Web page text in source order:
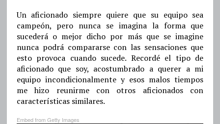
Un aficionado siempre quiere que su equipo sea
campeón, pero nunca se imagina la forma que
sucederá o mejor dicho por más que se imagine
nunca podrá compararse con las sensaciones que
esto provoca cuando sucede. Recordé el tipo de
aficionado que soy, acostumbrado a querer a mi
equipo incondicionalmente y esos malos tiempos
me hizo reunirme con otros aficionados con
características similares.
Embed from Getty Images